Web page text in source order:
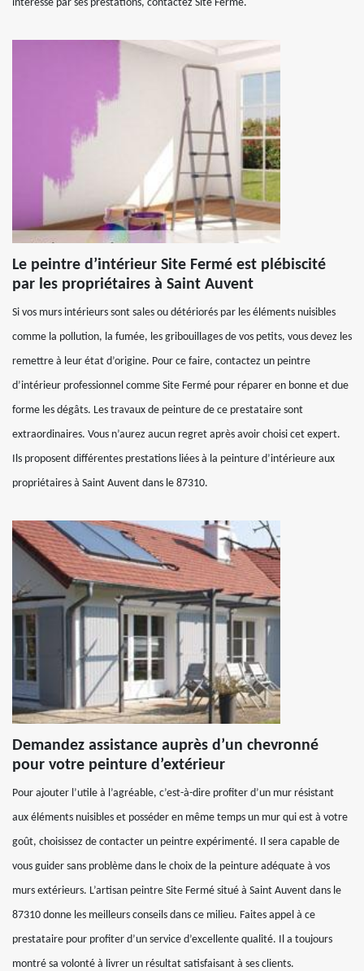
intéressé par ses prestations, contactez Site Fermé.
Le peintre d’intérieur Site Fermé est plébiscité
par les propriétaires à Saint Auvent
Si vos murs intérieurs sont sales ou détériorés par les éléments nuisibles
comme la pollution, la fumée, les gribouillages de vos petits, vous devez les
remettre à leur état d’origine. Pour ce faire, contactez un peintre
d’intérieur professionnel comme Site Fermé pour réparer en bonne et due
forme les dégâts. Les travaux de peinture de ce prestataire sont
extraordinaires. Vous n’aurez aucun regret après avoir choisi cet expert.
Ils proposent différentes prestations liées à la peinture d’intérieure aux
propriétaires à Saint Auvent dans le 87310.
Demandez assistance auprès d’un chevronné
pour votre peinture d’extérieur
Pour ajouter l’utile à l’agréable, c’est-à-dire profiter d’un mur résistant
aux éléments nuisibles et posséder en même temps un mur qui est à votre
goût, choisissez de contacter un peintre expérimenté. Il sera capable de
vous guider sans problème dans le choix de la peinture adéquate à vos
murs extérieurs. L’artisan peintre Site Fermé situé à Saint Auvent dans le
87310 donne les meilleurs conseils dans ce milieu. Faites appel à ce
prestataire pour profiter d’un service d’excellente qualité. Il a toujours
montré sa volonté à livrer un résultat satisfaisant à ses clients.